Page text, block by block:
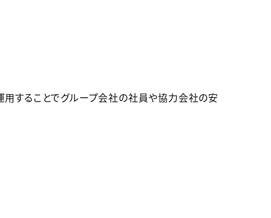
することでグループ会社の社員や協力会社の安